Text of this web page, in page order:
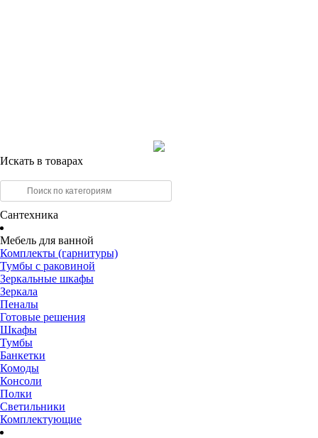
Искать в товарах
Сантехника
Мебель для ванной
Комплекты (гарнитуры)
Тумбы с раковиной
Зеркальные шкафы
Зеркала
Пеналы
Готовые решения
Шкафы
Тумбы
Банкетки
Комоды
Консоли
Полки
Светильники
Комплектующие